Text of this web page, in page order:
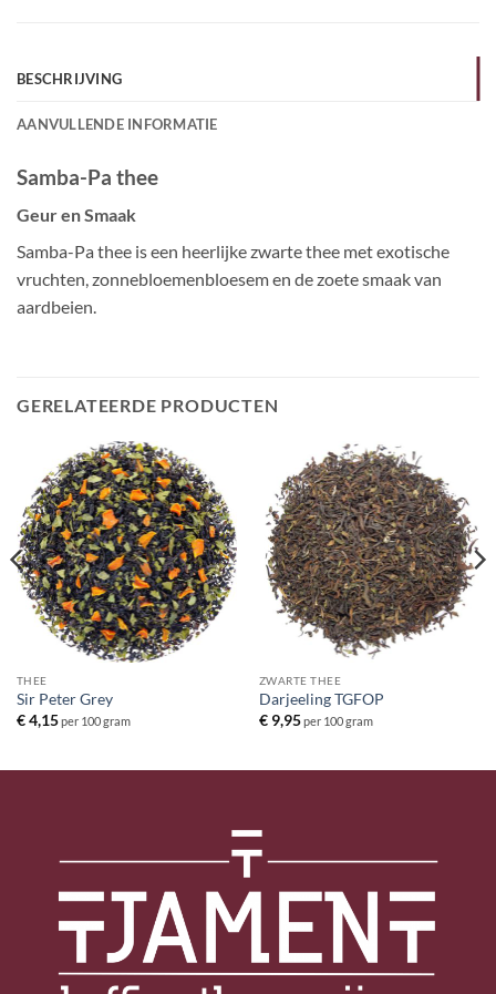
BESCHRIJVING
AANVULLENDE INFORMATIE
Samba-Pa thee
Geur en Smaak
Samba-Pa thee is een heerlijke zwarte thee met exotische
vruchten, zonnebloemenbloesem en de zoete smaak van
aardbeien.
GERELATEERDE PRODUCTEN
THEE
Sir Peter Grey
€4,15per 100 gram
ZWARTE THEE
Darjeeling TGFOP
€9,95per 100 gram